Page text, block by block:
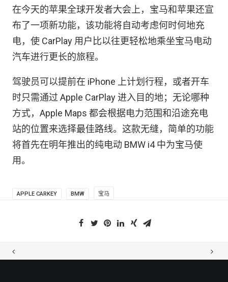
在今天的苹果全球开发者大会上，宝马和苹果还宣
布了一项新功能，该功能将自动考虑何时何地充
电，使 CarPlay 用户比以往更轻松地乘坐宝马电动
汽车进行更长的旅程。
驾驶员可以提前在 iPhone 上计划行程，或者开车
时只需通过 Apple CarPlay 进入目的地；无论哪种
方式，Apple Maps 都会根据电力范围和沿途充电
站的位置来选择最佳路线。这款无缝，简单的功能
将首先在明年推出的纯电动 BMW i4 中为宝马使
用。
APPLE CARKEY BMW 宝马